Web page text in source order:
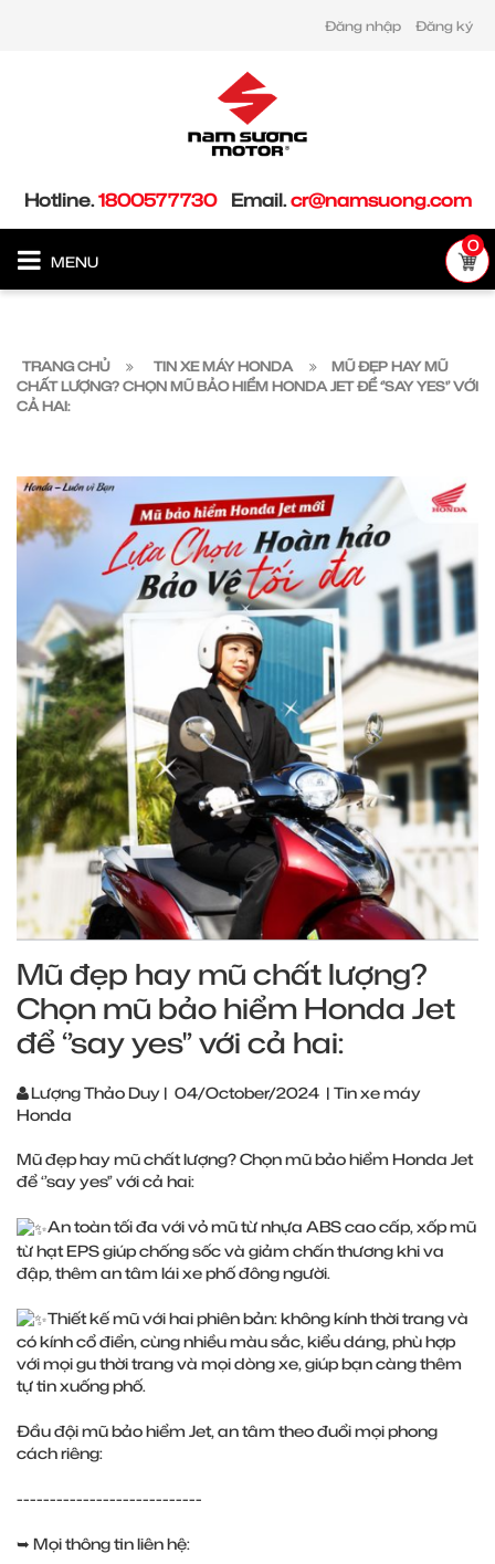
Đăng nhập Đăng ký
Hotline.1800577730 Email.cr@namsuong.com
MENU
0
TRANG CHỦ TIN XE MÁY HONDA
MŨ ĐẸP HAY MŨ
CHẤT LƯỢNG? CHỌN MŨ BẢO HIỂM HONDA JET ĐỂ ‘’SAY YES'’ VỚI
CẢ HAI:
Mũ đẹp hay mũ chất lượng?
Chọn mũ bảo hiểm Honda Jet
để ‘’say yes'’ với cả hai:
Lượng Thảo Duy | 04/October/2024 | Tin xe máy
Honda
Mũ đẹp hay mũ chất lượng? Chọn mũ bảo hiểm Honda Jet
để ‘’say yes'’ với cả hai:
An toàn tối đa với vỏ mũ từ nhựa ABS cao cấp, xốp mũ
từ hạt EPS giúp chống sốc và giảm chấn thương khi va
đập, thêm an tâm lái xe phố đông người.
Thiết kế mũ với hai phiên bản: không kính thời trang và
có kính cổ điển, cùng nhiều màu sắc, kiểu dáng, phù hợp
với mọi gu thời trang và mọi dòng xe, giúp bạn càng thêm
tự tin xuống phố.
Đầu đội mũ bảo hiểm Jet, an tâm theo đuổi mọi phong
cách riêng:
----------------------------
➥ Mọi thông tin liên hệ: